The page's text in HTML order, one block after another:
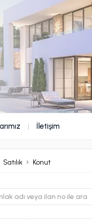
İletişim
Satılık Konut